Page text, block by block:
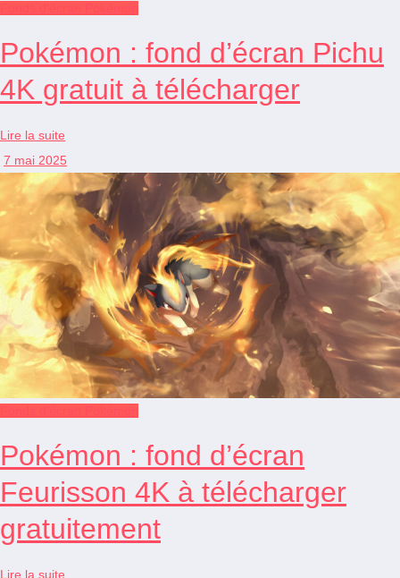
Pokémon : fond d’écran Pichu
4K gratuit à télécharger
Lire la suite
7 mai 2025
Pokémon : fond d’écran
Feurisson 4K à télécharger
gratuitement
Lire la suite